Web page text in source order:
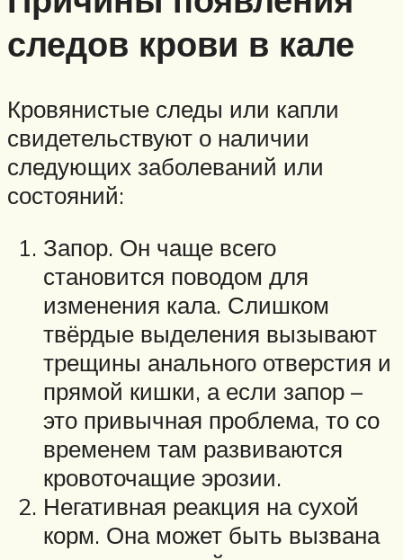
следов крови в кале
Кровянистые следы или капли
свидетельствуют о наличии
следующих заболеваний или
состояний:
Запор. Он чаще всего
становится поводом для
изменения кала. Слишком
твёрдые выделения вызывают
трещины анального отверстия и
прямой кишки, а если запор –
это привычная проблема, то со
временем там развиваются
кровоточащие эрозии.
Негативная реакция на сухой
корм. Она может быть вызвана